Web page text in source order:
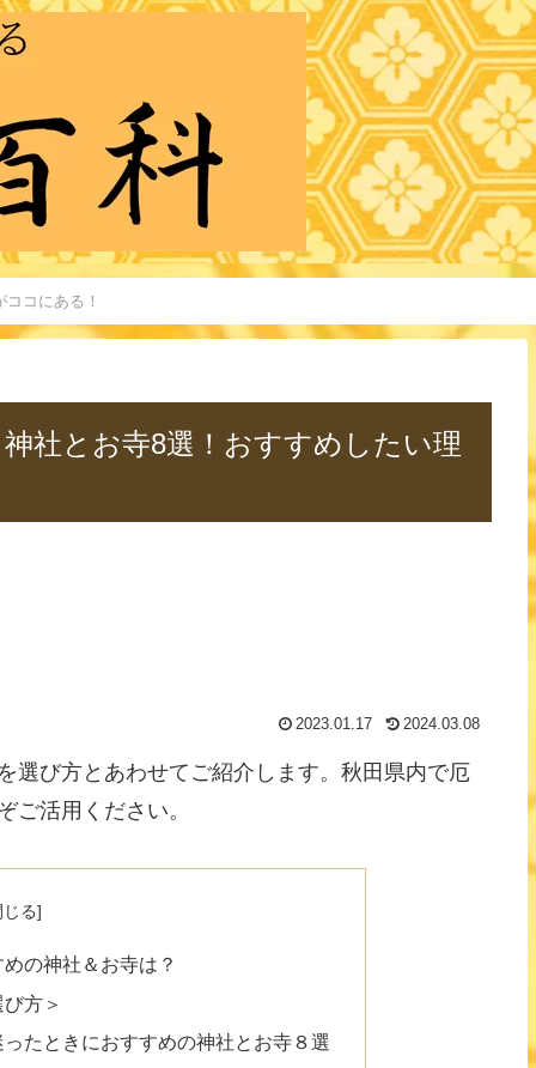
コにある！
社とお寺8選！おすすめしたい理
2023.01.17 2024.03.08
選び方とあわせてご紹介します。秋田県内で厄
ご活用ください。
の神社＆お寺は？
方＞
たときにおすすめの神社とお寺８選